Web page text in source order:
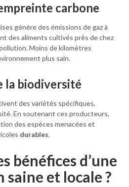
carbone
génère des émissions de gaz à
des aliments cultivés près de chez
Moins de kilomètres
plus sain.
la biodiversité
des variétés spécifiques,
En soutenant ces producteurs,
des espèces menacées et
durables.
bénéfices d’une
et locale ?